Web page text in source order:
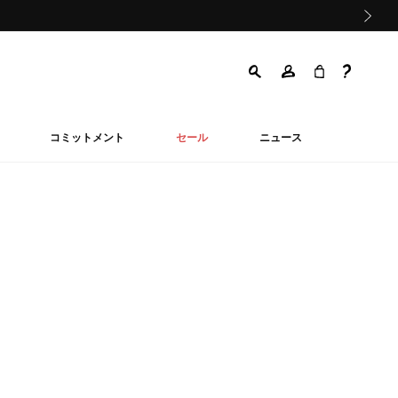
コミットメント セール ニュース